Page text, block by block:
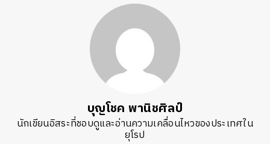
บุญโชค พานิชศิลป์
นักเขียนอิสระที่ชอบดูและอ่านความเคลื่อนไหวของประเทศใน
ยุโรป